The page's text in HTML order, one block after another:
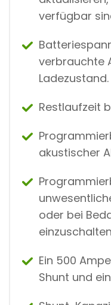
verfügbar
verbrauchte
Ladezustand.
Restlaufzeit
akustischer
oder bei
Ein 500
Shunt und